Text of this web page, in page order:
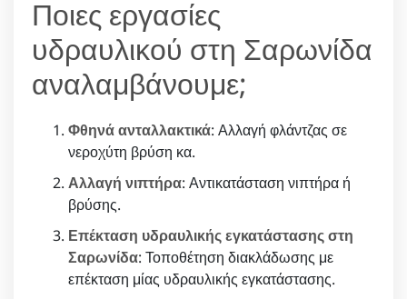
Ποιες εργασίες
υδραυλικού στη Σαρωνίδα
αναλαμβάνουμε;
Φθηνά ανταλλακτικά: Αλλαγή φλάντζας σε
νεροχύτη βρύση κα.
Αλλαγή νιπτήρα: Αντικατάσταση νιπτήρα ή
βρύσης.
Επέκταση υδραυλικής εγκατάστασης στη
Σαρωνίδα: Τοποθέτηση διακλάδωσης με
επέκταση μίας υδραυλικής εγκατάστασης.